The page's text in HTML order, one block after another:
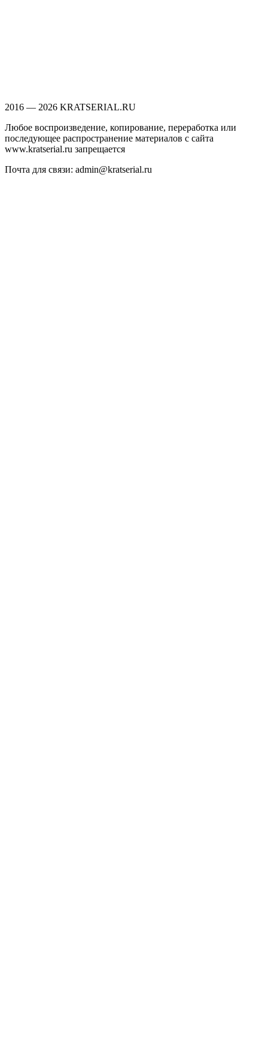
2016 — 2026 KRATSERIAL.RU
Любое воспроизведение, копирование, переработка или
последующее распространение материалов с сайта
www.kratserial.ru запрещается
Почта для связи: admin@kratserial.ru